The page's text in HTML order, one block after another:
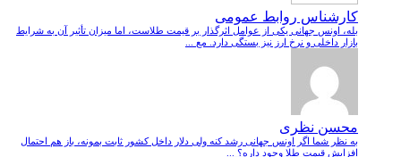
کارشناس روابط عمومی
بله، اونس جهانی یکی از عوامل اثرگذار بر قیمت طلاست، اما میزان تأثیر آن به شرایط
بازار داخلی و نرخ ارز نیز بستگی دارد. مع ...
محسن نظری
به نظر شما اگر اونس جهانی رشد کنه ولی دلار داخل کشور ثابت بمونه، باز هم احتمال
افزایش قیمت طلا وجود داره؟ ...